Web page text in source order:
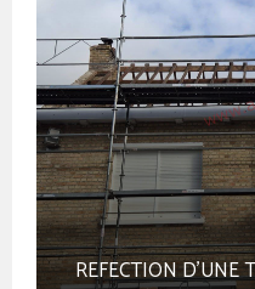
REFECTION D'UNE